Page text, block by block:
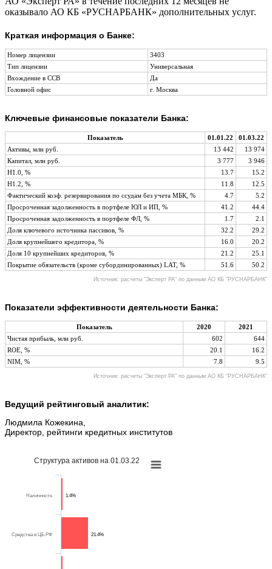
Краткая информация о Банке:
Номер лицензии
3403
Тип лицензии
Универсальная
Вхождение в ССВ
Да
Головной офис
г. Москва
Ключевые финансовые показатели Банка:
Показатель 01.01.22
01.03.22
Активы, млн руб.
13 442
13 974
Капитал, млн руб.
3 777
3 946
Н1.0, %
13.7
15.2
Н1.2, %
11.8
12.5
Фактический коэф. резервирования по ссудам без учета МБК, %
4.7
5.2
Просроченная задолженность в портфеле ЮЛ и ИП, %
41.2
44.4
Просроченная задолженность в портфеле ФЛ, %
1.7
2.1
Доля ключевого источника пассивов, %
32.2
29.2
Доля крупнейшего кредитора, %
16.0
20.2
Доля 10 крупнейших кредиторов, %
21.2
25.1
Покрытие обязательств (кроме субординированных) LAT, %
51.6 50.2
Источник: расчеты "Эксперт РА" по данным АО КБ "РУСНАРБАНК"
Показатели эффективности деятельности Банка:
Показатель 2020
2021
Чистая прибыль, млн руб.
602
644
ROE, %
20.1
16.2
NIM, %
7.8 9.5
Источник: расчеты "Эксперт РА" по данным АО КБ "РУСНАРБАНК"
Ведущий рейтинговый аналитик:
Людмила Кожекина,
Директор, рейтинги кредитных институтов
Структура активов на 01.03.22
1.4%
21.4%
Наличность
Средства в ЦБ РФ
оказывало АО КБ «РУСНАРБАНК» дополнительных услуг.